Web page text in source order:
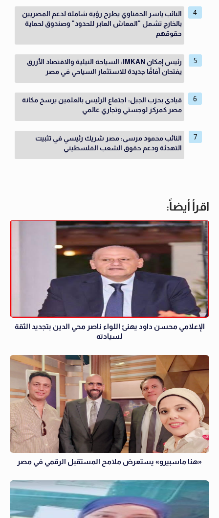
النائب ياسر الحفناوي يطرح رؤية شاملة لدعم المصريين
بالخارج تشمل "المعاش العابر للحدود" وصندوق لحماية
حقوقهم
رئيس إمكان IMKAN: السياحة النيلية والاقتصاد الأزرق
يفتحان آفاقًا جديدة للاستثمار السياحي في مصر
قيادي بحزب الجيل: اجتماع الرئيس بالعلمين يرسخ مكانة
مصر كمركز لوجستي وتجاري عالمي
النائب محمود مرسى: مصر شريك رئيسي في تثبيت
التهدئة ودعم حقوق الشعب الفلسطيني
اقرأ أيضاً:
الإعلامي محسن داود يهنئ اللواء ناصر محي الدين بتجديد الثقة
لسيادته
«هنا ماسبيرو» يستعرض ملامح المستقبل الرقمي في مصر